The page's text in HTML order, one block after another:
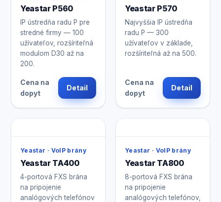
Yeastar P560
IP ústredňa radu P pre
stredné firmy — 100
užívateľov, rozšíriteľná
modulom D30 až na
200.
Cena na
dopyt
Detail
Yeastar P570
Najvyššia IP ústredňa
radu P — 300
užívateľov v základe,
rozšíriteľná až na 500.
Cena na
dopyt
Detail
Yeastar · VoIP brány
Yeastar TA400
4-portová FXS brána
na pripojenie
analógových telefónov
Yeastar · VoIP brány
Yeastar TA800
8-portová FXS brána
na pripojenie
analógových telefónov,